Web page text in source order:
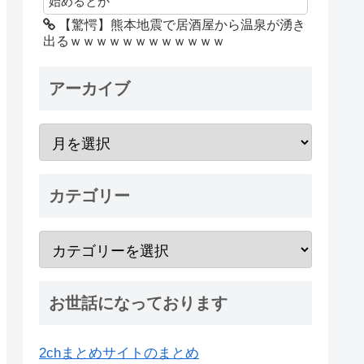
【驚愕】熊本地震で居酒屋から温泉が湧き
出るｗｗｗｗｗｗｗｗｗｗｗｗ
アーカイブ
カテゴリー
お世話になっております
2chまとめサイトのまとめ